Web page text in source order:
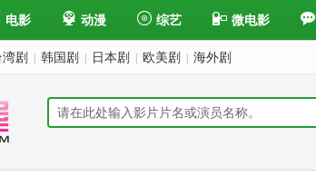
电影 动漫 综艺 微电影
湾剧 韩国剧 日本剧 欧美剧 海外剧